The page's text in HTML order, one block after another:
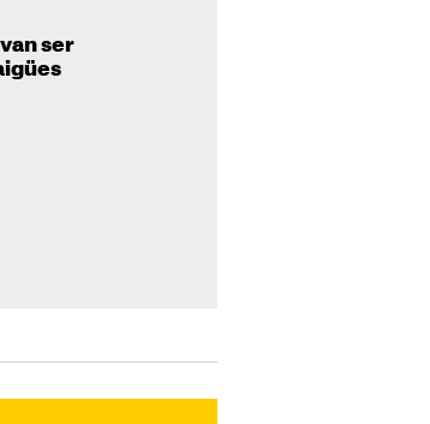
ser